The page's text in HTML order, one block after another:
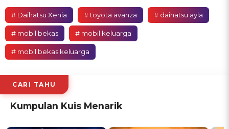
# Daihatsu Xenia # toyota avanza # daihatsu ayla
# mobil bekas # mobil keluarga
# mobil bekas keluarga
CARI TAHU
Kumpulan Kuis Menarik